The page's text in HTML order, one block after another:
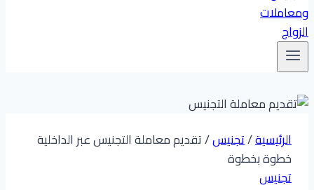
الرئيسية/تجنيس/تقديم معاملة التجنيس عبر الداخلية
خطوة بخطوة
تجنيس